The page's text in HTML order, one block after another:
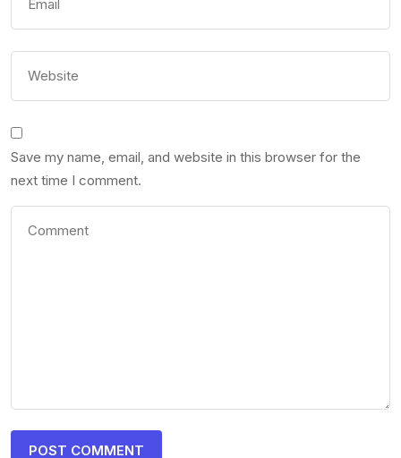
Save my name, email, and website in this browser for the
next time I comment.